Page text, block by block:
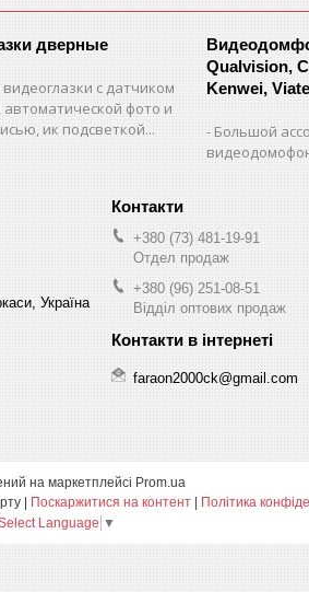
дверные
с датчиком
фото и
ик подсветкой...
Qualvision,
Kenwei,
Большой
Україна
+380 (73) 481-19-91
Отдел продаж
+380 (96) 251-08-51
Відділ оптових продаж
faraon2000ck@gmail.com
на маркетплейсі Prom.ua
Поскаржитися на контент
Політика
Language ▼